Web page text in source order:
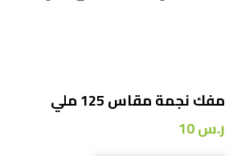
مفك نجمة مقاس 125 ملي
ر.س10